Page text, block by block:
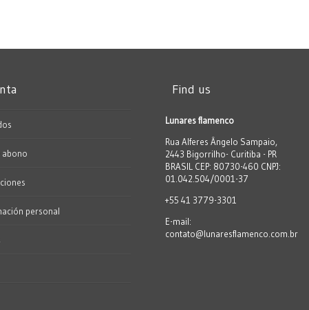
abono
personal
Find us
Lunares flamenco
Rua Alferes Ângelo Sampaio,
2443 Bigorrilho- Curitiba - PR
BRASIL CEP: 80730-460 CNPJ:
01.042.504/0001-37
+55 41 3779-3301
E-mail:
contato@lunaresflamenco.com.br